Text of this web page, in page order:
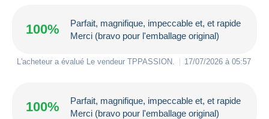
100%
Parfait, magnifique, impeccable et, et rapide
Merci (bravo pour l'emballage original)
L'acheteur a évalué Le vendeur TPPASSION 17/07/2026 à 05:57
100%
Parfait, magnifique, impeccable et, et rapide
Merci (bravo pour l'emballage original)